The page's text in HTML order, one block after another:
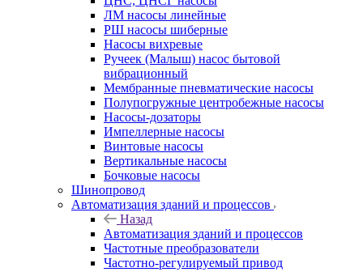
ЛМ насосы линейные
РШ насосы шиберные
Насосы вихревые
Ручеек (Малыш) насос бытовой
вибрационный
Мембранные пневматические насосы
Полупогружные центробежные насосы
Насосы-дозаторы
Импеллерные насосы
Винтовые насосы
Вертикальные насосы
Бочковые насосы
Шинопровод
Автоматизация зданий и процессов
Назад
Автоматизация зданий и процессов
Частотные преобразователи
Частотно-регулируемый привод